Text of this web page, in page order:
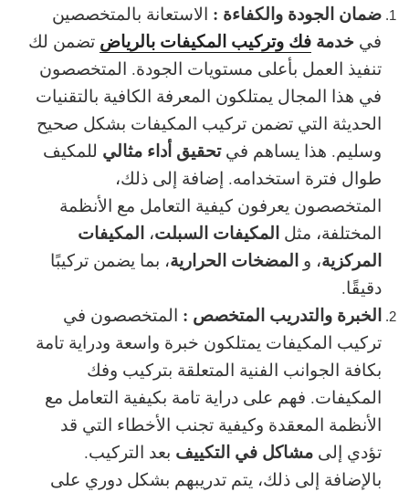
ضمان الجودة والكفاءة : الاستعانة بالمتخصصين
في خدمة فك وتركيب المكيفات بالرياض تضمن لك
تنفيذ العمل بأعلى مستويات الجودة. المتخصصون
في هذا المجال يمتلكون المعرفة الكافية بالتقنيات
الحديثة التي تضمن تركيب المكيفات بشكل صحيح
وسليم. هذا يساهم فيتحقيق أداء مثالي للمكيف
طوال فترة استخدامه. إضافة إلى ذلك،
المتخصصون يعرفون كيفية التعامل مع الأنظمة
المختلفة، مثل المكيفات السبلت، المكيفات
المركزية، و المضخات الحرارية، بما يضمن تركيبًا
دقيقًا.
الخبرة والتدريب المتخصص : المتخصصون في
تركيب المكيفات يمتلكون خبرة واسعة ودراية تامة
بكافة الجوانب الفنية المتعلقة بتركيب وفك
المكيفات. فهم على دراية تامة بكيفية التعامل مع
الأنظمة المعقدة وكيفية تجنب الأخطاء التي قد
تؤدي إلى مشاكل في التكييف بعد التركيب.
بالإضافة إلى ذلك، يتم تدريبهم بشكل دوري على